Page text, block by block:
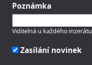
Poznámka
Viditelná u každého inzerátu
Zasílání novinek